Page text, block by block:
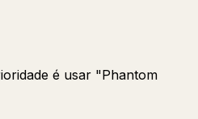
é usar "Phantom